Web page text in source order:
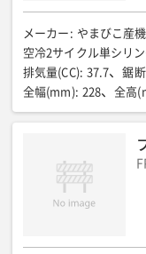
メーカー : やまびこ産機
空冷2サイクル単シリ
排気量(CC): 37.7 鋸
全幅(mm): 228 全高